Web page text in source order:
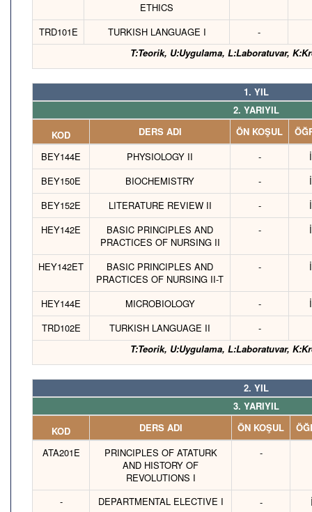
ETHICS
TRD101E TURKISH LANGUAGE I -
T:Teorik, U:Uygulama, L:Laboratuvar,
1. YIL
2. YARIYIL
KOD
DERS ADI ÖN KOŞUL
BEY144E
PHYSIOLOGY II -
BEY150E
BIOCHEMISTRY -
BEY152E
LITERATURE REVIEW II -
HEY142E
BASIC PRINCIPLES AND
PRACTICES OF NURSING II
-
HEY142ET
BASIC PRINCIPLES AND
PRACTICES OF NURSING II-T
-
HEY144E MICROBIOLOGY -
TRD102E
TURKISH LANGUAGE II
-
T:Teorik, U:Uygulama, L:Laboratuvar,
2. YIL
3. YARIYIL
KOD
DERS ADI ÖN KOŞUL
ATA201E
PRINCIPLES OF ATATURK
AND HISTORY OF
REVOLUTIONS I
-
- DEPARTMENTAL ELECTIVE I -